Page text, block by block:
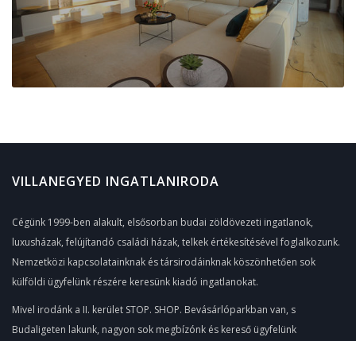
VILLANEGYED INGATLANIRODA
Cégünk 1999-ben alakult, elsősorban budai zöldövezeti ingatlanok,
luxusházak, felújítandó családi házak, telkek értékesítésével foglalkozunk.
Nemzetközi kapcsolatainknak és társirodáinknak köszönhetően sok
külföldi ügyfelünk részére keresünk kiadó ingatlanokat.
Mivel irodánk a II. kerület STOP. SHOP. Bevásárlóparkban van, s
Budaligeten lakunk, nagyon sok megbízónk és kereső ügyfelünk